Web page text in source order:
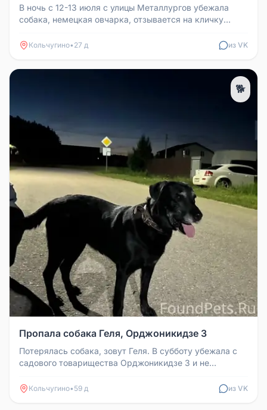
В ночь с 12-13 июля с улицы Металлургов убежала
собака, немецкая овчарка, отзывается на кличку
Кольчугино• 27 д из VK
🐕
Пропала собака Геля, Орджоникидзе 3
Потерялась собака, зовут Геля. В субботу убежала с
садового товарищества Орджоникидзе 3 и не
Кольчугино• 59 д из VK